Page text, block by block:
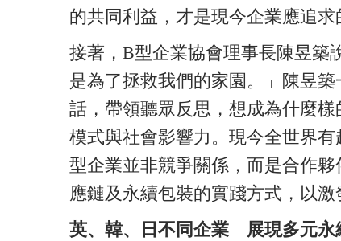
的共同利益，才是現今企業應追求
接著，B型企業協會理事長陳昱築
是為了拯救我們的家園。」陳昱築
話，帶領聽眾反思，想成為什麼
模式與社會影響力。現今全世界
型企業並非競爭關係，而是合作
應鏈及永續包裝的實踐方式，以
英、韓、日不同企業 展現多元永